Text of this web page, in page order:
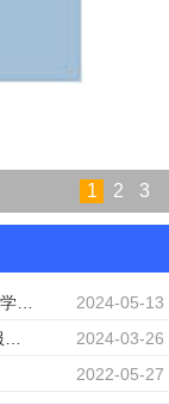
1 2 3
我两岁了，已有章程、有守则——华人生死学与生死教育学会成立两周年记
2024-05-13
2024-03-26
2022-05-27